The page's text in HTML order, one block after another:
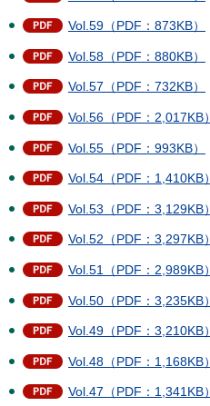
Vol.59（PDF：873KB）
Vol.58（PDF：880KB）
Vol.57（PDF：732KB）
Vol.56（PDF：2,017KB）
Vol.55（PDF：993KB）
Vol.54（PDF：1,410KB）
Vol.53（PDF：3,129KB）
Vol.52（PDF：3,297KB）
Vol.51（PDF：2,989KB）
Vol.50（PDF：3,235KB）
Vol.49（PDF：3,210KB）
Vol.48（PDF：1,168KB）
Vol.47（PDF：1,341KB）